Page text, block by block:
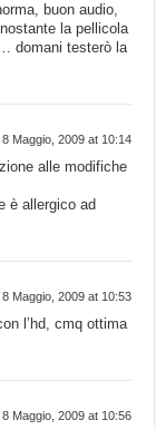
buon audio,
la pellicola
domani testerò la
8 Maggio, 2009 at 10:14
alle modifiche
è allergico ad
8 Maggio, 2009 at 10:53
l’hd, cmq ottima
8 Maggio, 2009 at 10:56